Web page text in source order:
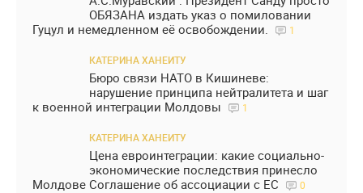
ОБЯЗАНА издать указ о помиловании
Гуцул и немедленном её освобождении.
1
КАТЕРИНА ХАНЕИТУ
Бюро связи НАТО в Кишиневе:
нарушение принципа нейтралитета и шаг
к военной интеграции Молдовы
1
КАТЕРИНА ХАНЕИТУ
Цена евроинтеграции: какие социально-
экономические последствия принесло
Молдове Соглашение об ассоциации с ЕС
0